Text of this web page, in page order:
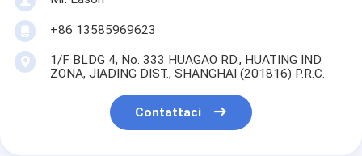
+86 13585969623
1/F BLDG 4, No. 333 HUAGAO RD., HUATING IND.
ZONA, JIADING DIST., SHANGHAI (201816) P.R.C.
Contattaci